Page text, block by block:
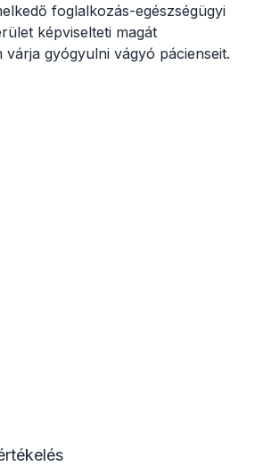
foglalkozás-egészségügyi
képviselteti magát
gyógyulni vágyó pácienseit.